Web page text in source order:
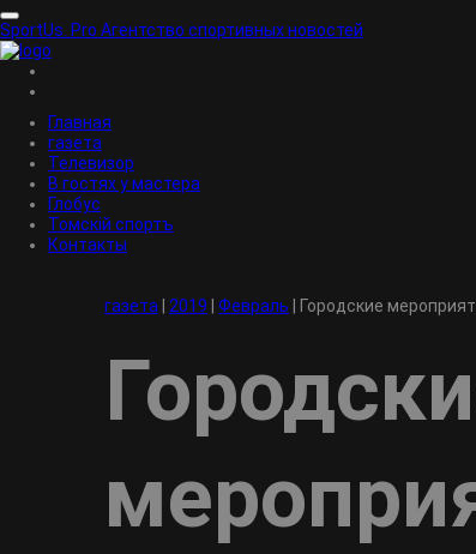
SportUs. Pro Агентство спортивных новостей
Главная
газета
Телевизор
В гостях у мастера
Глобус
Томскiй спортъ
Контакты
газета 2019 Февраль Городские